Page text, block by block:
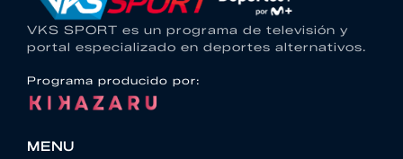
VKS SPORT es un programa de televisión y
portal especializado en deportes alternativos.
Programa producido por:
MENU